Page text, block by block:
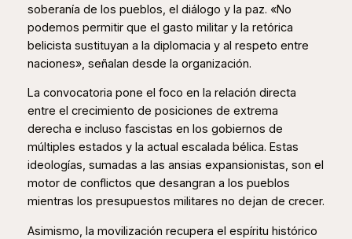
soberanía de los pueblos, el diálogo y la paz. «No
podemos permitir que el gasto militar y la retórica
belicista sustituyan a la diplomacia y al respeto entre
naciones», señalan desde la organización.
La convocatoria pone el foco en la relación directa
entre el crecimiento de posiciones de extrema
derecha e incluso fascistas en los gobiernos de
múltiples estados y la actual escalada bélica. Estas
ideologías, sumadas a las ansias expansionistas, son el
motor de conflictos que desangran a los pueblos
mientras los presupuestos militares no dejan de crecer.
Asimismo, la movilización recupera el espíritu histórico